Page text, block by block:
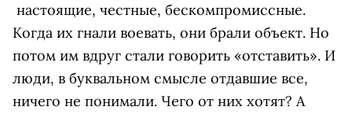
настоящие, честные, бескомпромиссные.
Когда их гнали воевать, они брали объект. Но
потом им вдруг стали говорить «отставить». И
люди, в буквальном смысле отдавшие все,
ничего не понимали. Чего от них хотят? А